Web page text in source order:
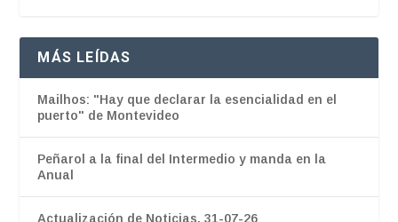
MÁS LEÍDAS
Mailhos: "Hay que declarar la esencialidad en el
puerto" de Montevideo
Peñarol a la final del Intermedio y manda en la
Anual
Actualización de Noticias. 31-07-26